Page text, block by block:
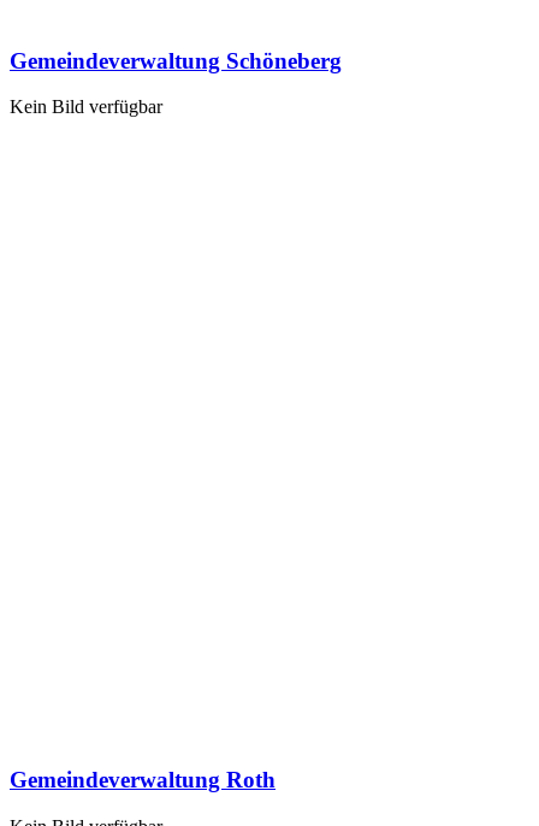
Gemeindeverwaltung Schöneberg
Kein Bild verfügbar
Gemeindeverwaltung Roth